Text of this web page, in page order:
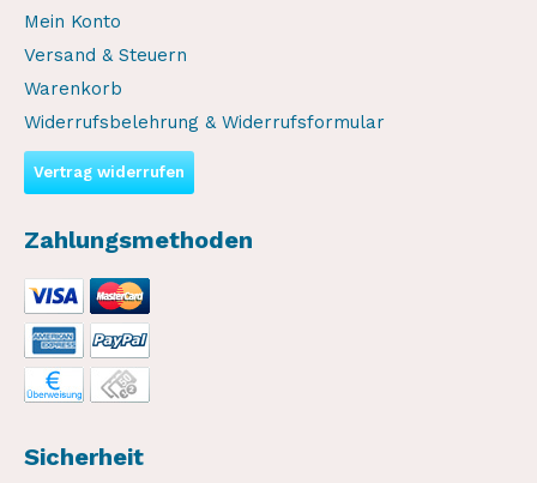
Mein Konto
Versand & Steuern
Warenkorb
Widerrufsbelehrung & Widerrufsformular
Vertrag widerrufen
Zahlungsmethoden
Sicherheit